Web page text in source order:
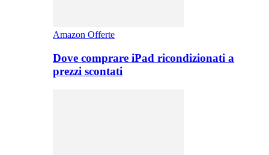
Amazon Offerte
Dove comprare iPad ricondizionati a
prezzi scontati